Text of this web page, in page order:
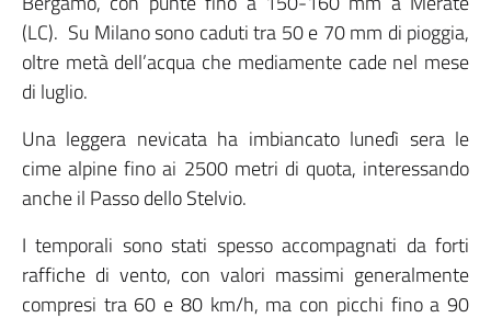
(LC). Su Milano sono caduti tra 50 e 70 mm di pioggia,
oltre metà dell’acqua che mediamente cade nel mese
di luglio.
Una leggera nevicata ha imbiancato lunedì sera le
cime alpine fino ai 2500 metri di quota, interessando
anche il Passo dello Stelvio.
I temporali sono stati spesso accompagnati da forti
raffiche di vento, con valori massimi generalmente
compresi tra 60 e 80 km/h, ma con picchi fino a 90